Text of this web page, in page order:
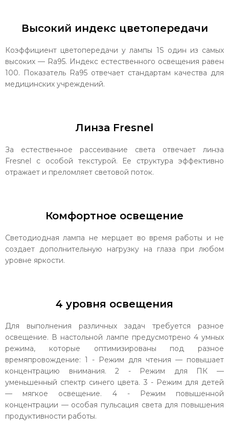
Высокий индекс цветопередачи
Коэффициент цветопередачи у лампы 1S один из самых
высоких — Ra95. Индекс естественного освещения равен
100. Показатель Ra95 отвечает стандартам качества для
медицинских учреждений.
Линза Fresnel
За естественное рассеивание света отвечает линза
Fresnel с особой текстурой. Ее структура эффективно
отражает и преломляет световой поток.
Комфортное освещение
Светодиодная лампа не мерцает во время работы и не
создает дополнительную нагрузку на глаза при любом
уровне яркости.
4 уровня освещения
Для выполнения различных задач требуется разное
освещение. В настольной лампе предусмотрено 4 умных
режима, которые оптимизированы под разное
времяпровождение: 1 - Режим для чтения — повышает
концентрацию внимания. 2 - Режим для ПК —
уменьшенный спектр синего цвета. 3 - Режим для детей
— мягкое освещение. 4 - Режим повышенной
концентрации — особая пульсация света для повышения
продуктивности работы.